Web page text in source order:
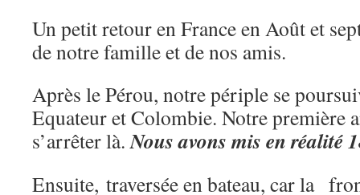
Un petit retour en France en Août et
de notre famille et de nos amis.
Après le Pérou, notre périple se
Equateur et Colombie. Notre première
s’arrêter là.Nous avons mis en réalité
Ensuite, traversée en bateau, car la